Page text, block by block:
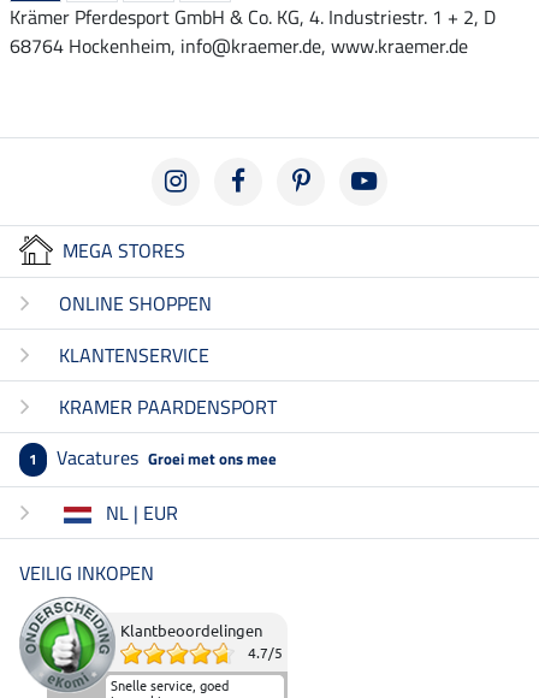
Krämer Pferdesport GmbH & Co. KG, 4. Industriestr. 1 + 2, D
68764 Hockenheim, info@kraemer.de, www.kraemer.de
MEGA STORES
ONLINE SHOPPEN
KLANTENSERVICE
KRAMER PAARDENSPORT
1 Vacatures Groei met ons mee
NL | EUR
VEILIG INKOPEN
Klantbeoordelingen
4.7/5
Snelle service, goed